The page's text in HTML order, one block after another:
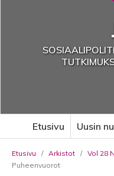
Etusivu Uusin
Etusivu / Arkistot / Vol 28
Puheenvuorot